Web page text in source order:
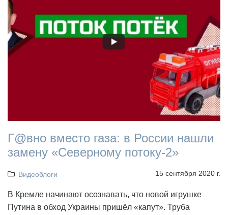
Г@вно вместо газа: в России нашли
замену «Северному потоку-2»
Видеоблоги 15 сентября 2020 г.
В Кремле начинают осознавать, что новой игрушке
Путина в обход Украины пришёл «капут». Труба